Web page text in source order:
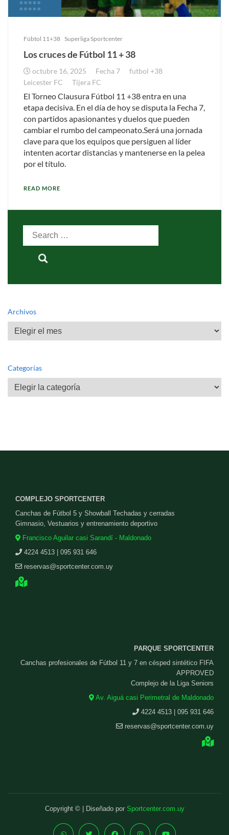
Fúbtol 11+38 Superliga Sportcenter
Los cruces de Fútbol 11 + 38
octubre 16, 2025 Fecha 7
futbol +38
Leicester FC
Tijera FC
El Torneo Clausura Fútbol 11 +38 entra en una
etapa decisiva. En el día de hoy se disputa la Fecha 7,
con partidos apasionantes y duelos que pueden
cambiar el rumbo del campeonato.Será una jornada
clave para que los equipos que persiguen al líder
intenten acortar distancias y mantenerse en la pelea
por el título.
READ MORE
Search
Archivos
Archivos
Categorías
Categorías
COMPLEJO SPORTCENTER
Canchas de Fútbol 5 y Showball Techadas y cerradas
Gimnasio, Vestuarios y entrenamiento deportivo
Francisco Aguilar casi Sarandí - Maldonado
4224 4513 | 095 931 646
reservas@sportcenter.com.uy
PARQUE SPORTCENTER
Canchas profesionales de Fútbol 11 y 7 en césped sintético FIFA
APPROVED
Complejo de la Liga Seniors
Av. Aiguá casi Perimetral de Maldonado
4224 4513 | 095 931 646
reservas@sportcenter.com.uy
Copyright © | Diseñado por Sportcenter.com.uy